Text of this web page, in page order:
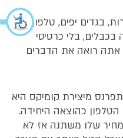
בגדים יפים, טלפון
בכבלים, בלי כרטיסי
רואה את הדברים
מיצירת קומיקס היא
כהוצאה היחידה.
שלו משתנה אז לא